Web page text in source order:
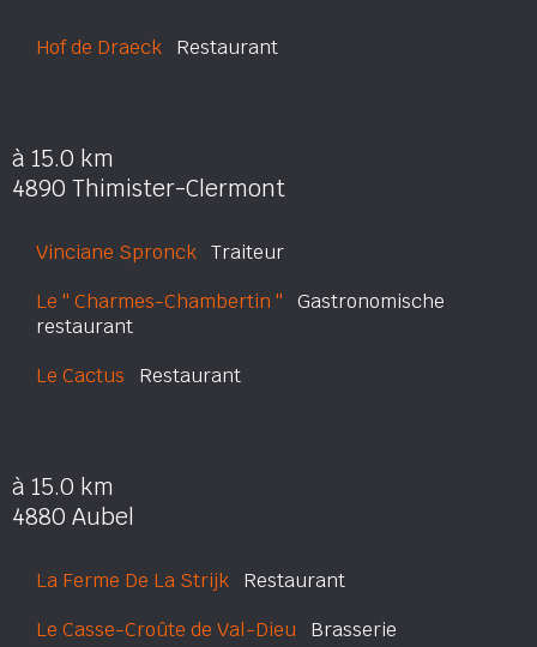
Hof de Draeck Restaurant
à 15.0 km
4890 Thimister-Clermont
Vinciane Spronck Traiteur
Le '' Charmes-Chambertin '' Gastronomische
restaurant
Le Cactus Restaurant
à 15.0 km
4880 Aubel
La Ferme De La Strijk Restaurant
Le Casse-Croûte de Val-Dieu Brasserie